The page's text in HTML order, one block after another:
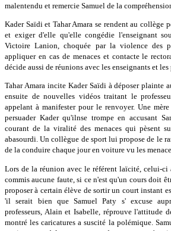
malentendu et remercie Samuel de la
Kader Saïdi et Tahar Amara se rendent au collège
et exiger d'elle qu'elle congédie l'enseignant
Victoire Lanion, choquée par la violence des
appliquer en cas de menaces et contacte le
décide aussi de réunions avec les enseignants et les
Tahar Amara incite Kader Saïdi à déposer plainte
ensuite de nouvelles vidéos traitant le
appelant à manifester pour le renvoyer. Une
persuader Kader qu'ilnse trompe en accusant
courant de la viralité des menaces qui pèsent
abasourdi. Un collègue de sport lui propose de le
de la conduire chaque jour en voiture vu les
Lors de la réunion avec le référent laïcité, celui-ci
commis aucune faute, si ce n'est qu'un cours doit
proposer à certain élève de sortir un court instant
'il serait bien que Samuel Paty s' excuse
professeurs, Alain et Isabelle, réprouve l'attitude
montré les caricatures a suscité la polémique.